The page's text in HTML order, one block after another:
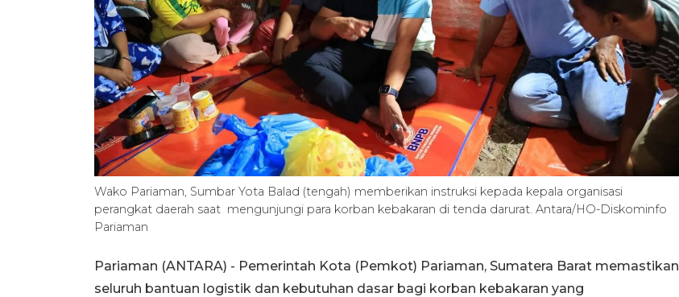
Wako Pariaman, Sumbar Yota Balad (tengah) memberikan instruksi kepada kepala organisasi
perangkat daerah saat mengunjungi para korban kebakaran di tenda darurat. Antara/HO-Diskominfo
Pariaman
Pariaman (ANTARA) - Pemerintah Kota (Pemkot) Pariaman, Sumatera Barat memastikan
seluruh bantuan logistik dan kebutuhan dasar bagi korban kebakaran yang